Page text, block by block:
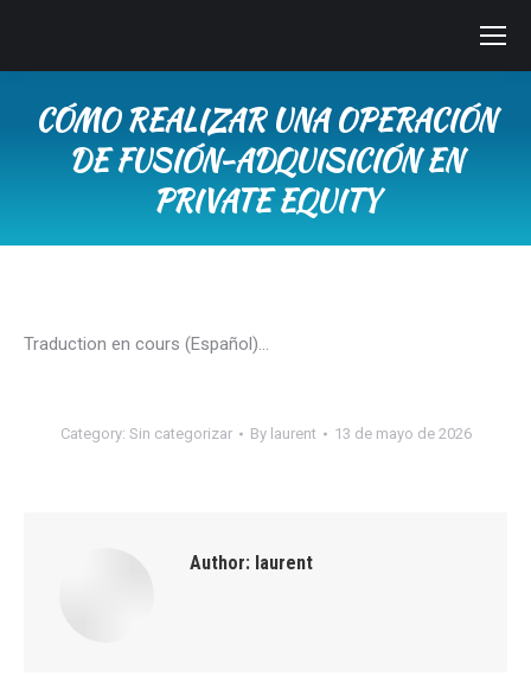
CÓMO REALIZAR UNA OPERACIÓN
DE FUSIÓN-ADQUISICIÓN EN
PRIVATE EQUITY
Traduction en cours (Español)…
Category: Sin categorizar By laurent 13 de mayo de 2026
Author: laurent